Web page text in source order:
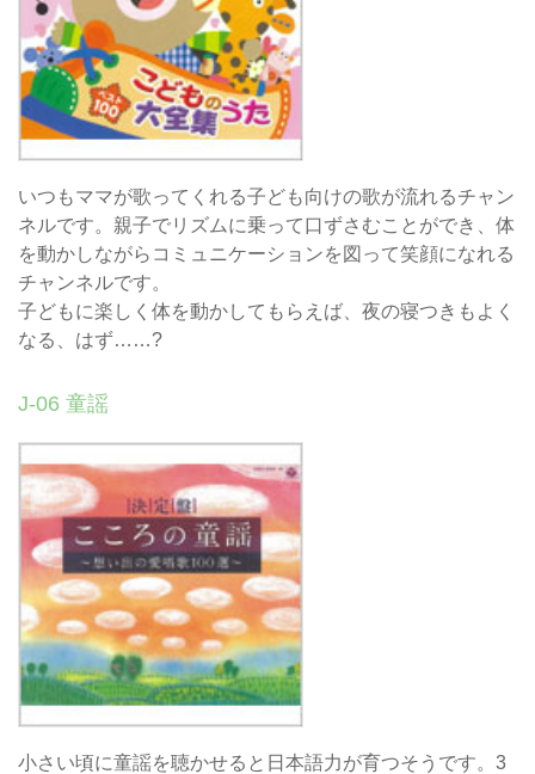
いつもママが歌ってくれる子ども向けの歌が流れるチャン
ネルです。親子でリズムに乗って口ずさむことができ、体
を動かしながらコミュニケーションを図って笑顔になれる
チャンネルです。
子どもに楽しく体を動かしてもらえば、夜の寝つきもよく
なる、はず……?
J-06 童謡
小さい頃に童謡を聴かせると日本語力が育つそうです。3